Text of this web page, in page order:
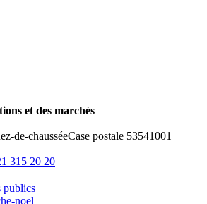
et des marchés
de-chausséeCase postale 53541001
315 20 20
publics
noel